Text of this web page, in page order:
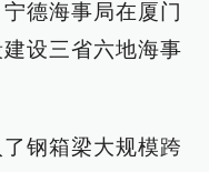
德海事局在厦门
设三省六地海事
钢箱梁大规模跨